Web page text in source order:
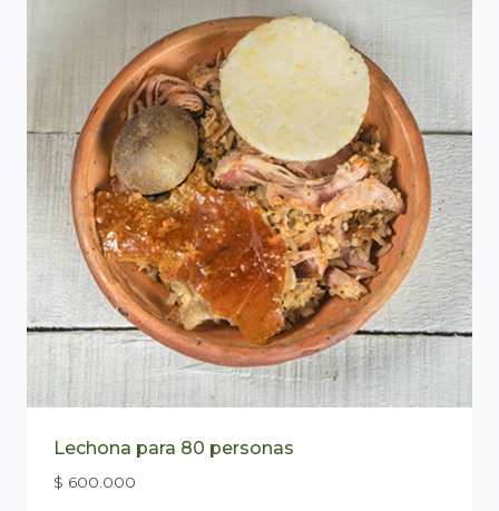
Lechona para 80 personas
$ 600.000